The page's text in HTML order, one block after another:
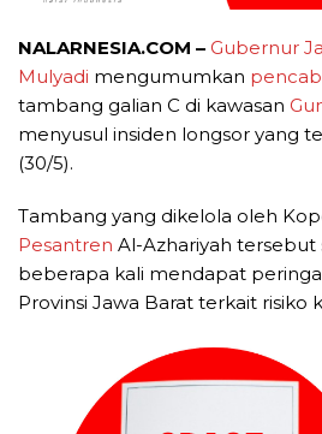
NALARNESIA.COM – Gubernur
Mulyadi mengumumkan
tambang galian C di kawasan
menyusul insiden longsor yang
(30/5).
Tambang yang dikelola oleh
Pesantren Al-Azhariyah
beberapa kali mendapat
Provinsi Jawa Barat terkait risiko